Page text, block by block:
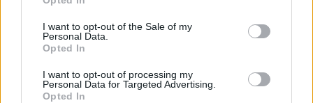
use your data for below specified purposes in below Google
consent section.
I want to opt-out of the Sale of my
Personal Data.
Opted In
I want to opt-out of processing my
Personal Data for Targeted Advertising.
Opted In
μέρες
Μάθε πρώτος όλες τις σημαντικές